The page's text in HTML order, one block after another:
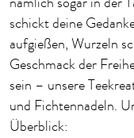
schickt deine
aufgießen, Wurzeln
Geschmack der
sein – unsere
und Fichtennadeln.
Überblick: